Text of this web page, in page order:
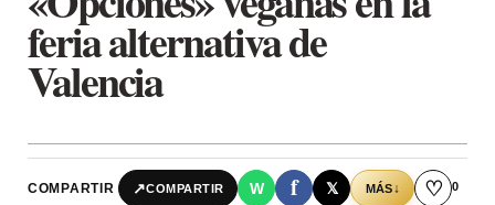
feria alternativa de
Valencia
COMPARTIR ↗COMPARTIR W f 𝕏 MÁS↓ ♡ 0